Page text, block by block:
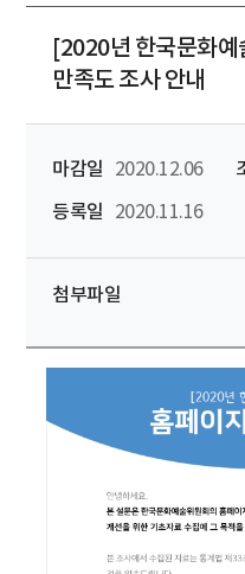
[2020년 한국문화예
만족도 조사 안내
마감일 2020.12.06
등록일
2020.11.16
첨부파일